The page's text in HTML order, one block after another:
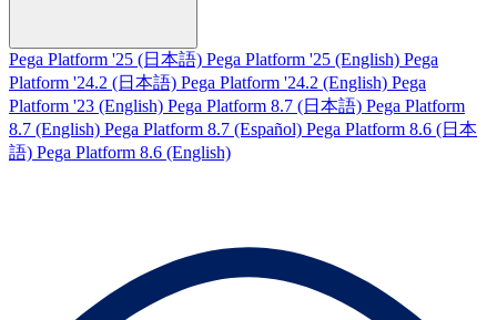
Pega Platform '25 (日本語) Pega Platform '25 (English) Pega
Platform '24.2 (日本語) Pega Platform '24.2 (English) Pega
Platform '23 (English) Pega Platform 8.7 (日本語) Pega Platform
8.7 (English) Pega Platform 8.7 (Español) Pega Platform 8.6 (日本
語) Pega Platform 8.6 (English)